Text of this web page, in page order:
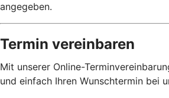
angegeben.
Termin vereinbaren
Mit unserer Online-
und einfach Ihren Wunschtermin bei